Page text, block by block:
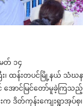
တ် ၁၄
ထန်းတပင်မြို့နယ် သံဃန
အောင်မြင်တော်မူခဲ့ကြသ
ဒိတ်ကုန်းကျေးရွာအုပ်စု၊